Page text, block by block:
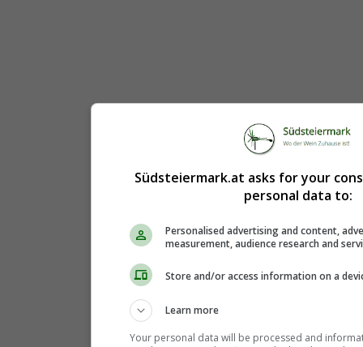
Südsteiermark.at asks for your
personal data to:
Personalised advertising and content,
measurement, audience research and
Store and/or access information on a
Learn more
Your personal data will be processed and